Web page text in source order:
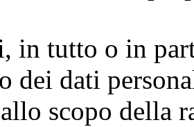
in tutto o in
dei dati
scopo della